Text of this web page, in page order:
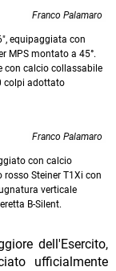
Franco Palamaro
equipaggiata con
MPS montato a 45°.
con calcio collassabile
colpi adottato
Franco Palamaro
con calcio
rosso Steiner T1Xi con
verticale
B-Silent.
dell'Esercito,
ufficialmente